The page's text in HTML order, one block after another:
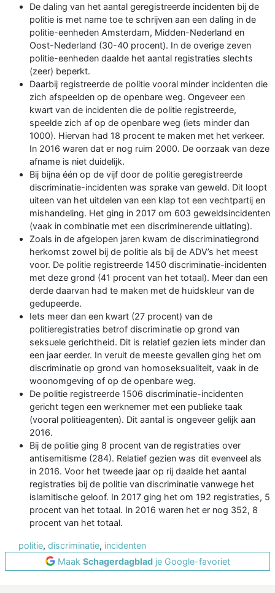
De daling van het aantal geregistreerde incidenten bij de
politie is met name toe te schrijven aan een daling in de
politie-eenheden Amsterdam, Midden-Nederland en
Oost-Nederland (30-40 procent). In de overige zeven
politie-eenheden daalde het aantal registraties slechts
(zeer) beperkt.
Daarbij registreerde de politie vooral minder incidenten die
zich afspeelden op de openbare weg. Ongeveer een
kwart van de incidenten die de politie registreerde,
speelde zich af op de openbare weg (iets minder dan
1000). Hiervan had 18 procent te maken met het verkeer.
In 2016 waren dat er nog ruim 2000. De oorzaak van deze
afname is niet duidelijk.
Bij bijna één op de vijf door de politie geregistreerde
discriminatie-incidenten was sprake van geweld. Dit loopt
uiteen van het uitdelen van een klap tot een vechtpartij en
mishandeling. Het ging in 2017 om 603 geweldsincidenten
(vaak in combinatie met een discriminerende uitlating).
Zoals in de afgelopen jaren kwam de discriminatiegrond
herkomst zowel bij de politie als bij de ADV’s het meest
voor. De politie registreerde 1450 discriminatie-incidenten
met deze grond (41 procent van het totaal). Meer dan een
derde daarvan had te maken met de huidskleur van de
gedupeerde.
Iets meer dan een kwart (27 procent) van de
politieregistraties betrof discriminatie op grond van
seksuele gerichtheid. Dit is relatief gezien iets minder dan
een jaar eerder. In veruit de meeste gevallen ging het om
discriminatie op grond van homoseksualiteit, vaak in de
woonomgeving of op de openbare weg.
De politie registreerde 1506 discriminatie-incidenten
gericht tegen een werknemer met een publieke taak
(vooral politieagenten). Dit aantal is ongeveer gelijk aan
2016.
Bij de politie ging 8 procent van de registraties over
antisemitisme (284). Relatief gezien was dit evenveel als
in 2016. Voor het tweede jaar op rij daalde het aantal
registraties bij de politie van discriminatie vanwege het
islamitische geloof. In 2017 ging het om 192 registraties, 5
procent van het totaal. In 2016 waren het er nog 352, 8
procent van het totaal.
politie, discriminatie, incidenten
Maak Schagerdagbladje Google-favoriet